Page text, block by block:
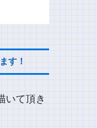
す！
いて頂き